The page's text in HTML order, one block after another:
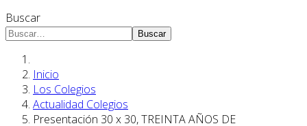
Buscar
Buscar
Inicio
Los Colegios
Actualidad Colegios
Presentación 30 x 30, TREINTA AÑOS DE